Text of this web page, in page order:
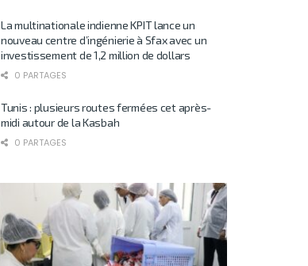
La multinationale indienne KPIT lance un
nouveau centre d’ingénierie à Sfax avec un
investissement de 1,2 million de dollars
0 PARTAGES
Tunis : plusieurs routes fermées cet après-
midi autour de la Kasbah
0 PARTAGES